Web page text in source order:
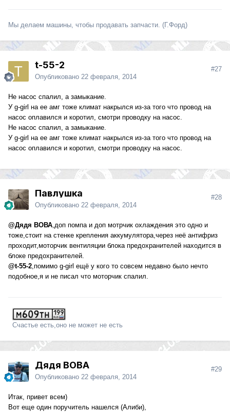
Мы делаем машины, чтобы продавать запчасти. (Г.Форд)
t-55-2
Опубликовано 22 февраля, 2014
#27
Не насос спалил, а замыкание.
У g-girl на ее амг тоже климат накрылся из-за того что провод на
насос оплавился и коротил, смотри проводку на насос.
Не насос спалил, а замыкание.
У g-girl на ее амг тоже климат накрылся из-за того что провод на
насос оплавился и коротил, смотри проводку на насос.
Павлушка
Опубликовано 22 февраля, 2014
#28
@Дядя ВОВА,доп помпа и доп мотрчик охлаждения это одно и
тоже,стоит на стенке крепления аккумулятора,через неё антифриз
проходит,моторчик вентиляции блока предохранителей находится в
блоке предохранителей.
@t-55-2,помимо g-girl ещё у кого то совсем недавно было нечто
подобное,я и не писал что моторчик спалил.
Счастье есть,оно не может не есть
Дядя ВОВА
Опубликовано 22 февраля, 2014
#29
Итак, привет всем)
Вот еще один поручитель нашелся (Алиби),